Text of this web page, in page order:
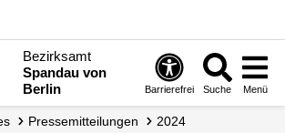
Bezirksamt
Spandau von
Berlin
Barrierefrei Suche Menü
Presse­mitteilungen 2024